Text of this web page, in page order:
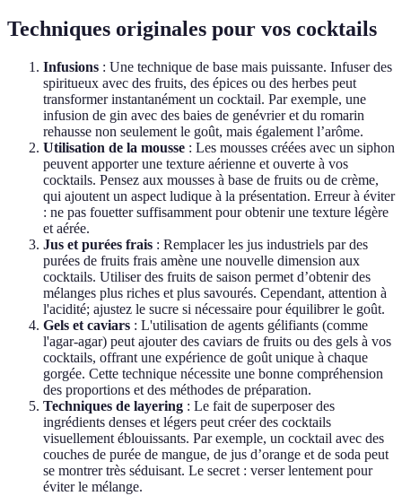
Techniques originales pour vos cocktails
Infusions : Une technique de base mais puissante. Infuser des
spiritueux avec des fruits, des épices ou des herbes peut
transformer instantanément un cocktail. Par exemple, une
infusion de gin avec des baies de genévrier et du romarin
rehausse non seulement le goût, mais également l’arôme.
Utilisation de la mousse : Les mousses créées avec un siphon
peuvent apporter une texture aérienne et ouverte à vos
cocktails. Pensez aux mousses à base de fruits ou de crème,
qui ajoutent un aspect ludique à la présentation. Erreur à éviter
: ne pas fouetter suffisamment pour obtenir une texture légère
et aérée.
Jus et purées frais : Remplacer les jus industriels par des
purées de fruits frais amène une nouvelle dimension aux
cocktails. Utiliser des fruits de saison permet d’obtenir des
mélanges plus riches et plus savourés. Cependant, attention à
l'acidité; ajustez le sucre si nécessaire pour équilibrer le goût.
Gels et caviars : L'utilisation de agents gélifiants (comme
l'agar-agar) peut ajouter des caviars de fruits ou des gels à vos
cocktails, offrant une expérience de goût unique à chaque
gorgée. Cette technique nécessite une bonne compréhension
des proportions et des méthodes de préparation.
Techniques de layering : Le fait de superposer des
ingrédients denses et légers peut créer des cocktails
visuellement éblouissants. Par exemple, un cocktail avec des
couches de purée de mangue, de jus d’orange et de soda peut
se montrer très séduisant. Le secret : verser lentement pour
éviter le mélange.